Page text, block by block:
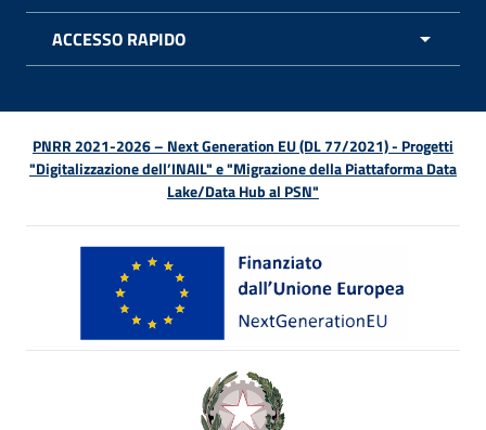
ACCESSO RAPIDO
PNRR 2021-2026 – Next Generation EU (DL 77/2021) - Progetti
"Digitalizzazione dell’INAIL" e "Migrazione della Piattaforma Data
Lake/Data Hub al PSN"